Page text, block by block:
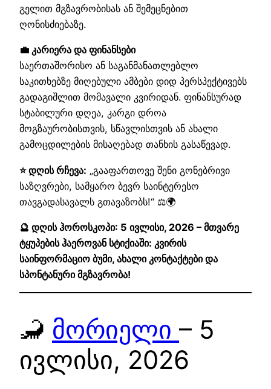
გელით მგზავრობისას ან შემეცნებით
ღონისძიებაზე.
💼 კარიერა და ფინანსები
საერთაშორისო ან საგანმანათლებლო
საკითხებზე მიღებული ამბები დიდ პერსპექტივებს
გადაგიშლით მომავალი კვირიდან. ფინანსურად
სტაბილური დღეა, კარგი დროა
მოგზაურობისთვის, სწავლისთვის ან ახალი
გამოცდილების მისაღებად თანხის გასაწევად.
⭐ დღის რჩევა: „გააფართოვე შენი გონებრივი
საზღვრები, სამყარო ბევრ საინტერესო
თავგადასავალს გთავაზობს!“ ⚖️🌍
🔮 დღის ჰოროსკოპი: 5 ივლისი, 2026 – მთვარე
ტყუპების ჰაეროვან სტიქიაში: კვირის
საინფორმაციო ბუმი, ახალი კონტაქტები და
სპონტანური მგზავრობა!
🦂 მორიელი – 5
ივლისი, 2026